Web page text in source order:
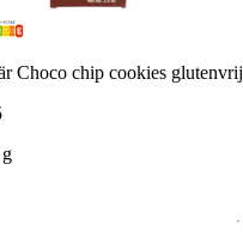
Choco chip cookies glutenvrij